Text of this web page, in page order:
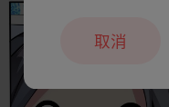
取消